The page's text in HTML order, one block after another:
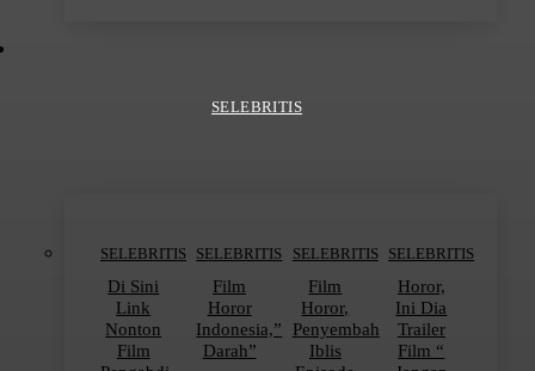
SELEBRITIS
SELEBRITIS
Di Sini
Link
Nonton
Film
SELEBRITIS
Film
Horor
Indonesia,”
Darah”
SELEBRITIS
Film
Horor,
Penyembah
Iblis
SELEBRITIS
Horor,
Ini Dia
Trailer
Film “